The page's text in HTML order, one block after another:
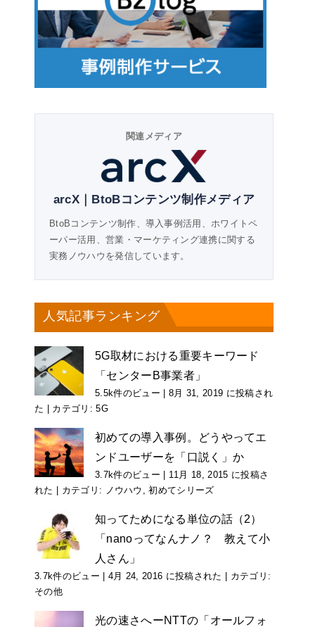
関連メディア
arcX｜BtoBコンテンツ制作メディア
BtoBコンテンツ制作、導入事例活用、ホワイトペ
ーパー活用、営業・マーケティング連携に関する
実務ノウハウを発信しています。
人気記事ランキング
5G取材における重要キーワード
「センターB事業者」
5.5k件のビュー | 8月 31, 2019 に投稿され
た | カテゴリ:5G
初めての導入事例。どうやってエ
ンドユーザーを「口説く」か
3.7k件のビュー | 11月 18, 2015 に投稿さ
れた | カテゴリ: ノウハウ ,初めてシリーズ
知ってためになる単位の話（2）
「nanoってなんナノ？ 教えて小
人さん」
3.7k件のビュー | 4月 24, 2016 に投稿された | カテゴリ:
その他
光の速さへーNTTの「オールフォ